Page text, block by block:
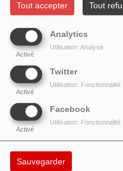
Tout accepter Tout
Analytics
Activé
Utilisation: Analyse
Twitter
Activé
Utilisation: Fonctionnalité
Facebook
Activé
Utilisation: Fonctionnalité
Sauvegarder
ONLINE